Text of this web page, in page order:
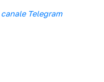
canale Telegram